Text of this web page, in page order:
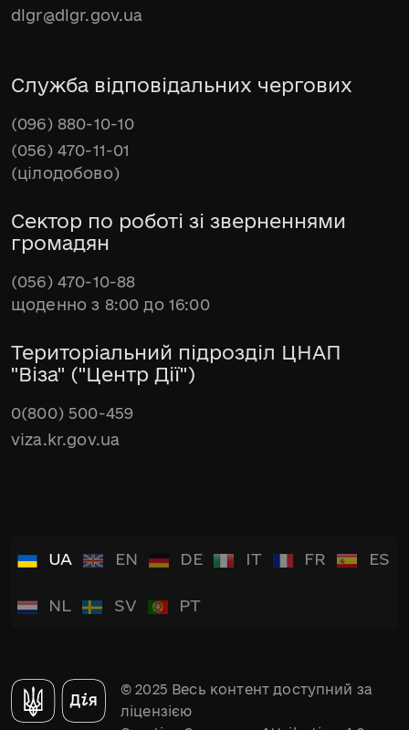
dlgr@dlgr.gov.ua
Служба відповідальних чергових
(096) 880-10-10
(056) 470-11-01
(цілодобово)
Сектор по роботі зі зверненнями
громадян
(056) 470-10-88
щоденно з 8:00 до 16:00
Територіальний підрозділ ЦНАП
"Віза" ("Центр Дії")
0(800) 500-459
viza.kr.gov.ua
UA EN DE IT FR ES
NL SV PT
© 2025 Весь контент доступний за
ліцензією